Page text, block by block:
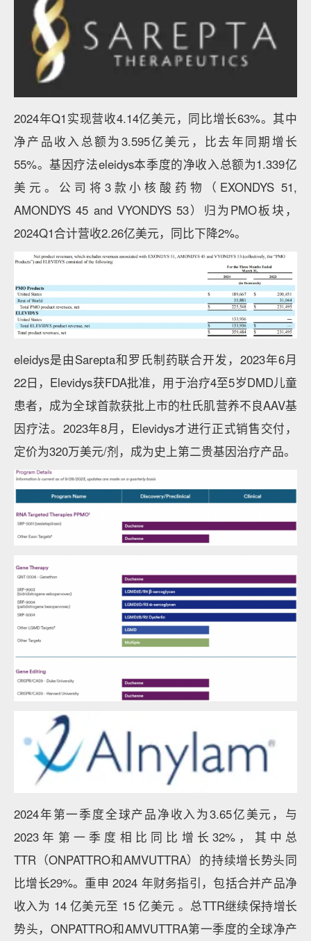
2024年Q1实现营收4.14亿美元，同比增长63%。其中
净产品收入总额为3.595亿美元，比去年同期增长
55%。基因疗法eleidys本季度的净收入总额为1.339亿
美元。公司将3款小核酸药物（EXONDYS 51,
AMONDYS 45 and VYONDYS 53）归为PMO板块，
2024Q1合计营收2.26亿美元，同比下降2%。
eleidys是由Sarepta和罗氏制药联合开发，2023年6月
22日，Elevidys获FDA批准，用于治疗4至5岁DMD儿童
患者，成为全球首款获批上市的杜氏肌营养不良AAV基
因疗法。2023年8月，Elevidys才进行正式销售交付，
定价为320万美元/剂，成为史上第二贵基因治疗产品。
2024年第一季度全球产品净收入为3.65亿美元，与
2023年第一季度相比同比增长32%，其中总
TTR（ONPATTRO和AMVUTTRA）的持续增长势头同
比增长29%。重申 2024 年财务指引，包括合并产品净
收入为 14 亿美元至 15 亿美元 。总TTR继续保持增长
势头，ONPATTRO和AMVUTTRA第一季度的全球净产